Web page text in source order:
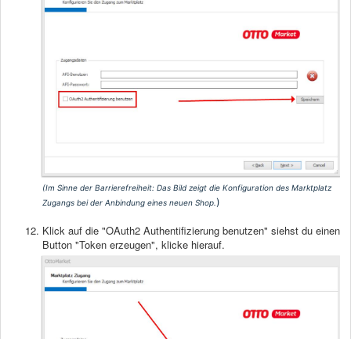
(Im Sinne der Barrierefreiheit: Das Bild zeigt die Konfiguration des Marktplatz
Zugangs bei der Anbindung eines neuen Shop )
Klick auf die "OAuth2 Authentifizierung benutzen" siehst du einen
Button "Token erzeugen", klicke hierauf.